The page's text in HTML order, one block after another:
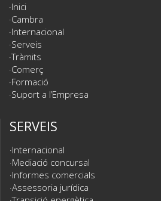
Inici
Cambra
Internacional
Serveis
Tràmits
Comerç
Formació
Suport a l’Empresa
SERVEIS
Internacional
Mediació concursal
Informes comercials
Assessoria jurídica